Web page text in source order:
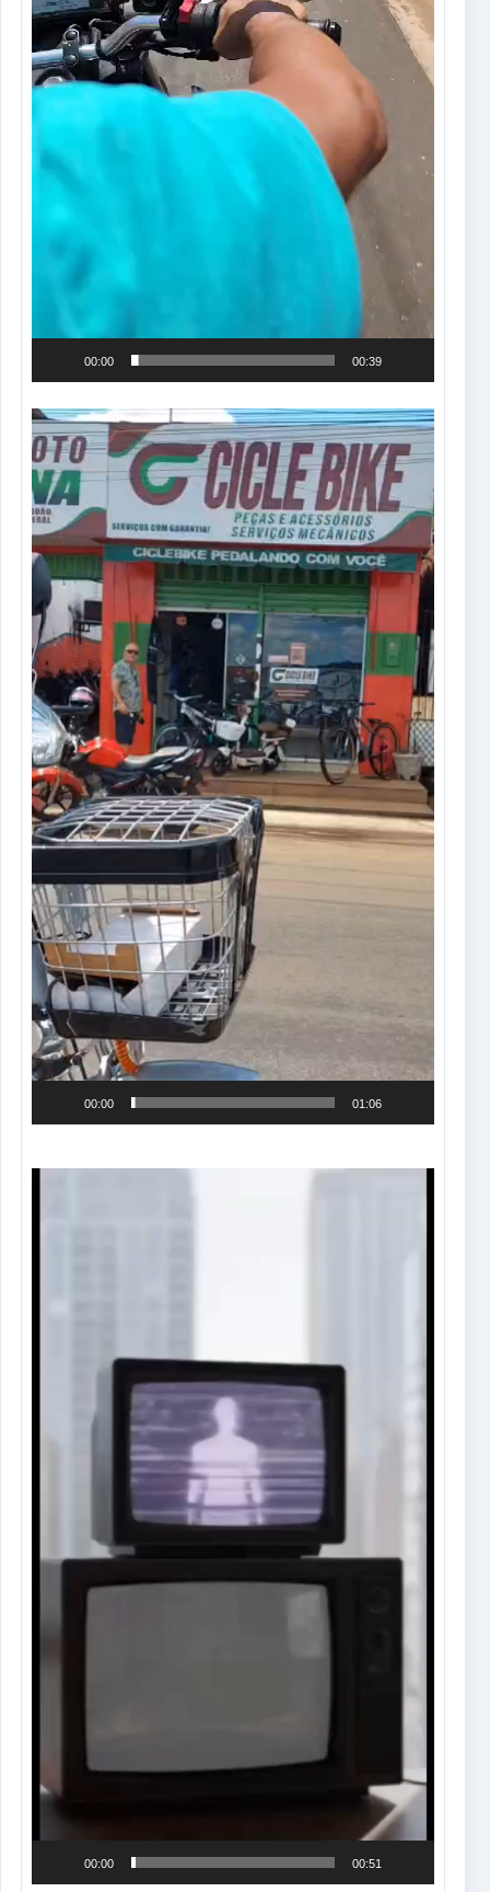
00:00 00:39
Tocador
de
vídeo
00:00 01:06
00:00 00:51